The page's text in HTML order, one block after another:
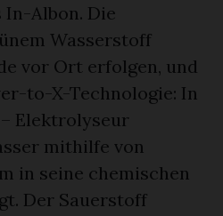
Albon. Die
Wasserstoff
vor Ort erfolgen, und
to-X-Technologie: In
Elektrolyseur
mithilfe von
in seine chemischen
Der Sauerstoff